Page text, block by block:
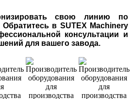
свою линию по
в SUTEX Machinery
консультации и
для вашего завода.